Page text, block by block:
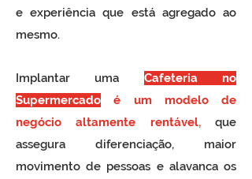
e experiência que está agregado ao
mesmo.
Implantar uma
Cafeteria no
Supermercado
é um modelo de
negócio altamente rentável,
que
assegura diferenciação, maior
movimento de pessoas e alavanca os